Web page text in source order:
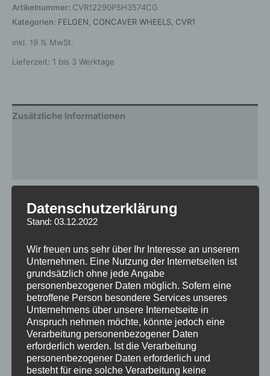
Artikelnummer: CVR12290P5H3574CG
Kategorien: FELGEN CONCAVER WHEELS CVR1
inkl. 19 % MwSt.
Lieferzeit: 1 bis 3 Werktage
Zusätzliche Informationen
Breite
Design CVR1
Durchmesser 22
ET 35
Fertigung Flow Forming
Hersteller CONCAVER WHEELS
Lochkreis 5×114.3
Datenschutzerklärung
Stand: 03.12.2022
Wir freuen uns sehr über Ihr Interesse an unserem
Unternehmen. Eine Nutzung der Internetseiten ist
grundsätzlich ohne jede Angabe
personenbezogener Daten möglich. Sofern eine
betroffene Person besondere Services unseres
Unternehmens über unsere Internetseite in
Anspruch nehmen möchte, könnte jedoch eine
Verarbeitung personenbezogener Daten
erforderlich werden. Ist die Verarbeitung
personenbezogener Daten erforderlich und
besteht für eine solche Verarbeitung keine